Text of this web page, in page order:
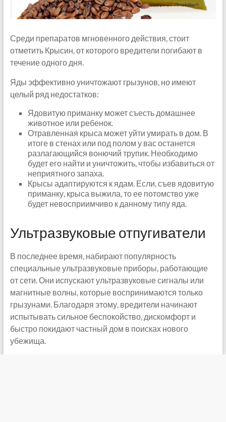
Среди препаратов мгновенного действия, стоит
отметить Крысин, от которого вредители погибают в
течение одного дня.
Яды эффективно уничтожают грызунов, но имеют
целый ряд недостатков:
Ядовитую приманку может съесть домашнее
животное или ребенок.
Отравленная крыса может уйти умирать в дом. В
итоге в стенах или под полом у вас останется
разлагающийся вонючий трупик. Необходимо
будет его найти и уничтожить, чтобы избавиться от
неприятного запаха.
Крысы адаптируются к ядам. Если, съев ядовитую
приманку, крыса выжила, то ее потомство уже
будет невосприимчиво к данному типу яда.
Ультразвуковые отпугиватели
В последнее время, набирают популярность
специальные ультразвуковые приборы, работающие
от сети. Они испускают ультразвуковые сигналы или
магнитные волны, которые воспринимаются только
грызунами. Благодаря этому, вредители начинают
испытывать сильное беспокойство, дискомфорт и
быстро покидают частный дом в поисках нового
убежища.